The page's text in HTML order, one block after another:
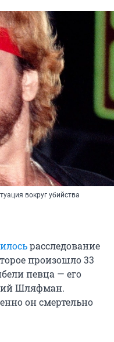
вокруг убийства
расследование
произошло 33
певца — его
Шляфман.
он смертельно